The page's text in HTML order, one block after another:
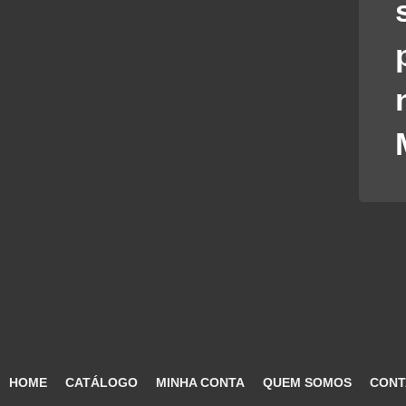
HOME CATÁLOGO MINHA CONTA QUEM SOMOS